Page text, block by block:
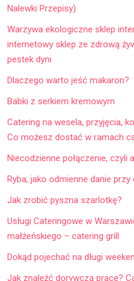
Nalewki Przepisy)
Warzywa ekologiczne sklep
internetowy sklep ze zdrową
pestek dyni
Dlaczego warto jeść makaron?
Babki z serkiem kremowym
Catering na wesela, przyjęcia,
Co możesz dostać w ramach
Niecodzienne połączenie, czyli
Ryba, jako odmienne danie
Jak zrobić pyszna szarlotkę?
Usługi Cateringowe w
małżeńskiego – catering grill
Dokąd pojechać na długi
Jak znaleźć dorywczą pracę?